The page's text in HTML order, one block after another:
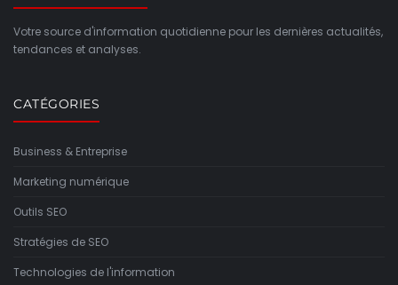
Votre source d'information quotidienne pour les dernières actualités,
tendances et analyses.
CATÉGORIES
Business & Entreprise
Marketing numérique
Outils SEO
Stratégies de SEO
Technologies de l'information